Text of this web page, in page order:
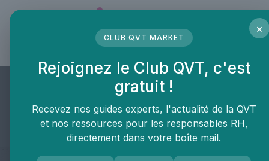
×
CLUB QVT MARKET
Rejoignez le Club QVT, c'est
gratuit !
Recevez nos guides experts, l'actualité de la QVT
et nos ressources pour les responsables RH,
directement dans votre boîte mail.
Panneau de gestion des cookies